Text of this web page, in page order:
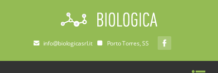
info@biologicasrl.it Porto Torres, SS